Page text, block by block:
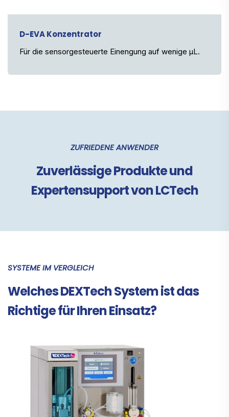
D-EVA Konzentrator
Für die sensorgesteuerte Einengung auf wenige µL.
ZUFRIEDENE ANWENDER
Zuverlässige Produkte und
Expertensupport von LCTech
SYSTEME IM VERGLEICH
Welches DEXTech System ist das
Richtige für Ihren Einsatz?